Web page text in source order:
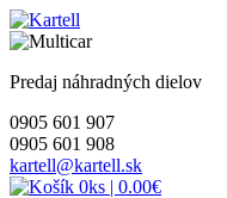
Skip
to
Predaj náhradných dielov
0905 601 907
0905 601 908
kartell@kartell.sk
0ks | 0.00€